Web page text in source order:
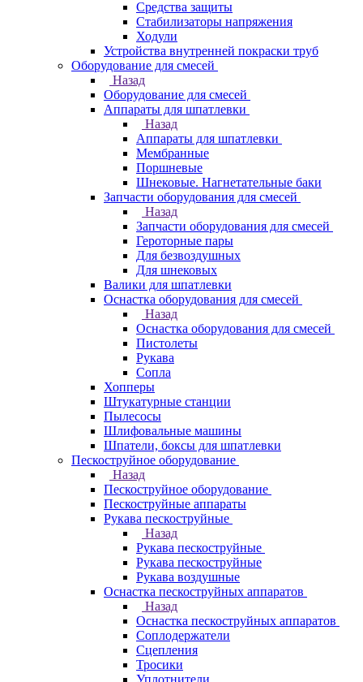
Средства защиты
Стабилизаторы напряжения
Ходули
Устройства внутренней покраски труб
Оборудование для смесей
Назад
Оборудование для смесей
Аппараты для шпатлевки
Назад
Аппараты для шпатлевки
Мембранные
Поршневые
Шнековые. Нагнетательные баки
Запчасти оборудования для смесей
Назад
Запчасти оборудования для смесей
Героторные пары
Для безвоздушных
Для шнековых
Валики для шпатлевки
Оснастка оборудования для смесей
Назад
Оснастка оборудования для смесей
Пистолеты
Рукава
Сопла
Хопперы
Штукатурные станции
Пылесосы
Шлифовальные машины
Шпатели, боксы для шпатлевки
Пескоструйное оборудование
Назад
Пескоструйное оборудование
Пескоструйные аппараты
Рукава пескоструйные
Назад
Рукава пескоструйные
Рукава пескоструйные
Рукава воздушные
Оснастка пескоструйных аппаратов
Назад
Оснастка пескоструйных аппаратов
Соплодержатели
Сцепления
Тросики
Уплотнители